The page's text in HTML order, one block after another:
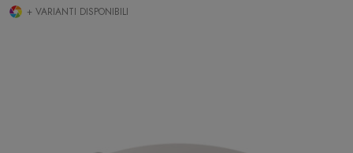
+ VARIANTI DISPONIBILI